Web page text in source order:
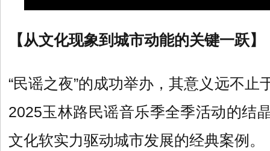
【从文化现象到城市动能的关键一跃】
“民谣之夜”的成功举办，其意义远不止
2025玉林路民谣音乐季全季活动的结
文化软实力驱动城市发展的经典案例。